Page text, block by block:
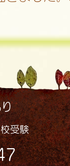
受験